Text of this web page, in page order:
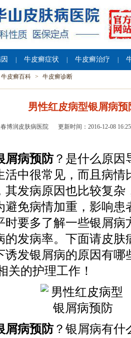
牛皮癣症状 牛皮癣治疗
牛皮癣百科 > 牛皮癣诊断
男性红皮病型银屑病预
博润皮肤病医院 更新时间：2016-12-08
屑病预防？是什么原因
活中很常见，而且病情
其发病原因也比较复杂
避免病情加重，影响患
时要多了解一些银屑病
的发病率。下面请皮肤
诱发银屑病的原因有哪
关的护理工作！
屑病预防？银屑病有什